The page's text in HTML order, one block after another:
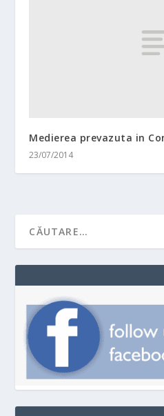
Medierea prevazuta in
23/07/2014